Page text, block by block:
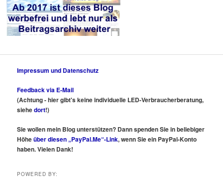
Impressum und Datenschutz
Feedback via E-Mail
(Achtung - hier gibt's keine individuelle LED-Verbraucherberatung,
siehedort!)
Sie wollen mein Blog unterstützen? Dann spenden Sie in beliebiger
Höheüber diesen „PayPal.Me“-Link, wenn Sie ein PayPal-Konto
haben. Vielen Dank!
POWERED BY: